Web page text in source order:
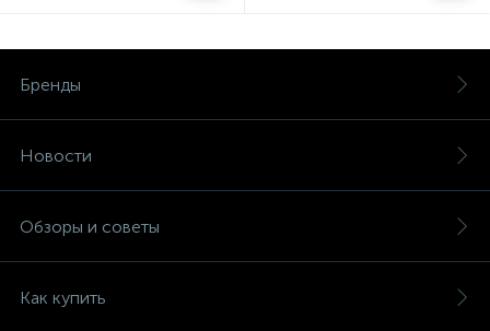
Бренды
Новости
Обзоры и советы
Как купить